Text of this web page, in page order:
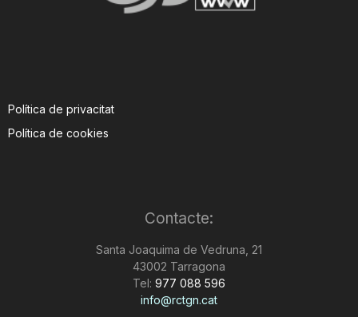
Política de privacitat
Política de cookies
Contacte:
Santa Joaquima de Vedruna, 21
43002 Tarragona
Tel: 977 088 596
info@rctgn.cat